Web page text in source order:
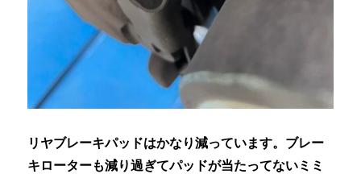
リヤブレーキパッドはかなり減っています。ブレー
キローターも減り過ぎてパッドが当たってないミミ